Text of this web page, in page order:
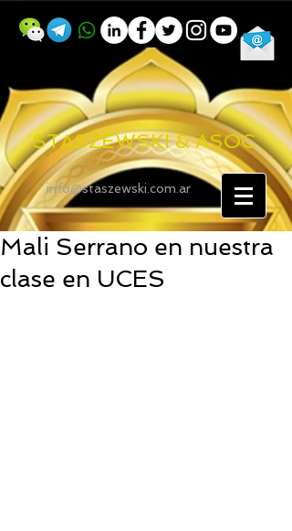
STASZEWSKI & ASOC
info@staszewski.com.ar
Mali Serrano en nuestra
clase en UCES